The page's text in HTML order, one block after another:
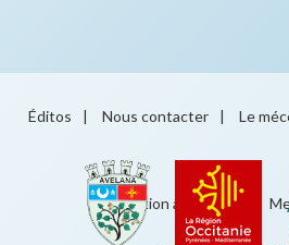
Éditos | Nous contacter | Le
Éducation artistique